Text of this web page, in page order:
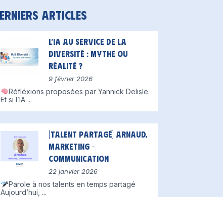
articles
L’IA au service de la
diversité : mythe ou
réalité ?
9 février 2026
Réfléxions proposées par Yannick Delisle.
Et si l’IA ...
[Talent partagé] Arnaud,
Marketing –
Communication
22 janvier 2026
Parole à nos talents en temps partagé
Aujourd’hui, ...